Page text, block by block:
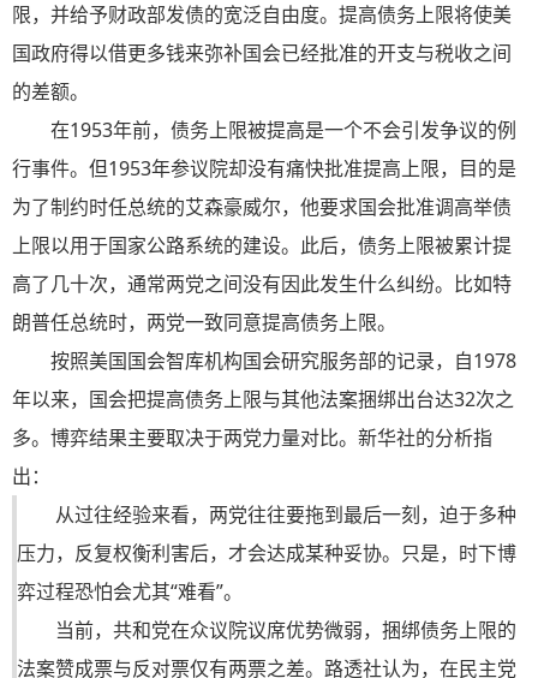
限，并给予财政部发债的宽泛自由度。提高债务上限将使美
国政府得以借更多钱来弥补国会已经批准的开支与税收之间
的差额。
在1953年前，债务上限被提高是一个不会引发争议的例
行事件。但1953年参议院却没有痛快批准提高上限，目的是
为了制约时任总统的艾森豪威尔，他要求国会批准调高举债
上限以用于国家公路系统的建设。此后，债务上限被累计提
高了几十次，通常两党之间没有因此发生什么纠纷。比如特
朗普任总统时，两党一致同意提高债务上限。
按照美国国会智库机构国会研究服务部的记录，自1978
年以来，国会把提高债务上限与其他法案捆绑出台达32次之
多。博弈结果主要取决于两党力量对比。 新华社的分析指
出：
从过往经验来看，两党往往要拖到最后一刻，迫于多种
压力，反复权衡利害后，才会达成某种妥协。只是，时下博
弈过程恐怕会尤其“难看”。
当前，共和党在众议院议席优势微弱，捆绑债务上限的
法案赞成票与反对票仅有两票之差。 路透社认为，在民主党